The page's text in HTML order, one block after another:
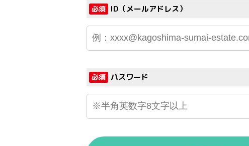
必須 ID（メールアドレス）
必須 パスワード